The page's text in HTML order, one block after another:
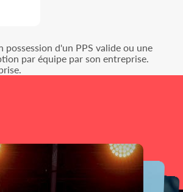
possession d'un PPS valide ou une
par équipe par son entreprise.